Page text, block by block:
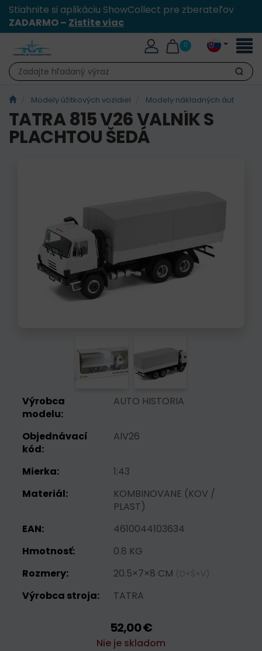
Stiahnite si aplikáciu ShowCollect pre zberateľov
ZADARMO – Zistite viac
0
Hľadať
Modely úžitkových vozidiel Modely nákladných áut
TATRA 815 V26 VALNÍK S
PLACHTOU ŠEDÁ
Výrobca
modelu:
AUTO HISTORIA
Objednávací
kód:
AIV26
Mierka:
1:43
Materiál:
KOMBINOVANE (KOV /
PLAST)
EAN:
4610044103634
Hmotnosť:
0.8 KG
Rozmery:
20.5×7×8 CM (D×Š×V)
Výrobca stroja: TATRA
52,00 €
Nie je skladom